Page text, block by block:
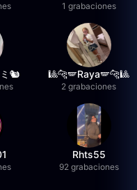
1 grabaciones
ミ🐿 🎱🐆🪽Raya🪽🐆🎱
2 grabaciones
Rhts55
92 grabaciones